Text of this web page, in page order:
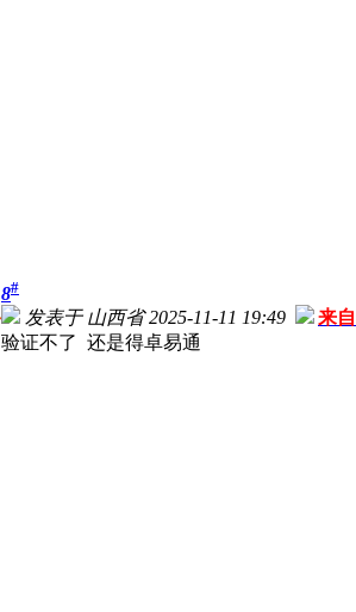
8#
发表于 山西省 2025-11-11 19:49
来
验证不了 还是得卓易通